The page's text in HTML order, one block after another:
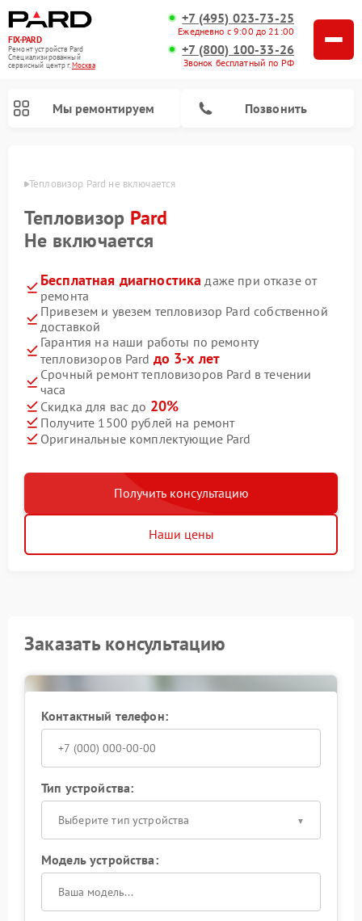
FIX-PARD
Ремонт устройств Pard
Специализированный
cервисный центр г.Москва
+7 (495) 023-73-25
Ежедневно с 9:00 до 21:00
+7 (800) 100-33-26
Звонок бесплатный по РФ
Мы ремонтируем Позвонить
Тепловизор Pard не включается
Тепловизор Pard
Не включается
Бесплатная диагностика даже при отказе от
ремонта
Привезем и увезем тепловизор Pard собственной
доставкой
Гарантия на наши работы по ремонту
тепловизоров Pard до 3-х лет
Срочный ремонт тепловизоров Pard в течении
часа
Скидка для вас до 20%
Получите 1500 рублей на ремонт
Оригинальные комплектующие Pard
Получить консультацию
Наши цены
Заказать консультацию
Контактный телефон:
Тип устройства:
Выберите тип устройства
Модель устройства: